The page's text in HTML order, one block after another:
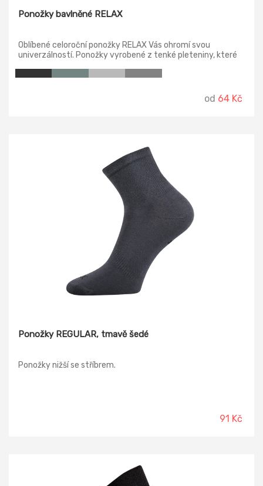
Ponožky bavlněné RELAX
Oblíbené celoroční ponožky RELAX Vás ohromí svou
univerzálností. Ponožky vyrobené z tenké pleteniny, které
od 64 Kč
Ponožky REGULAR, tmavě šedé
Ponožky nižší se stříbrem.
91 Kč